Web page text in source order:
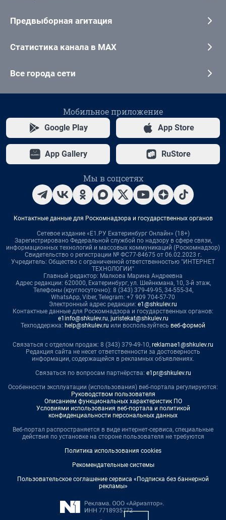
Предвыборная агитация
Статистика канала в MAX
Все города сети
Мобильное приложение
Google Play App Store
App Gallery RuStore
Мы в соцсетях
Контактные данные для Роскомнадзора и государственных органов
Сетевое издание «Е1.РУ Екатеринбург Онлайн» (18+)
Зарегистрировано Федеральной службой по надзору в сфере связи,
информационных технологий и массовых коммуникаций (Роскомнадзор)
Свидетельство о регистрации № ФС77-84675 от 06.02.2023 г.
Учредитель: Общество с ограниченной ответственностью "ИНТЕРНЕТ
ТЕХНОЛОГИИ"
Главный редактор: Малкова Марина Андреевна
Адрес редакции: 620000, Екатеринбург, ул. Шейнкмана, 10, 3-й этаж,
Телефоны (круглосуточно): 8 (343) 379-49-95, 34-555-34,
WhatsApp, Viber, Telegram: +7 909 704-57-70
Электронный адрес редакции: e1@shkulev.ru
Контактные данные для Роскомнадзора и государственных органов:
e1info@shkulev.ru, juristekat@shkulev.ru
Техподдержка: help@shkulev.ru или воспользуйтесь веб-формой
Связаться с отделом продаж: 8 (343) 379-49-10, reklamae1@shkulev.ru
Редакция сайта не несет ответственности за достоверность
информации, содержащейся в рекламных объявлениях.
Связаться по вопросам партнёрства: e1pr@shkulev.ru
Особенности эксплуатации (использования) веб-портала регулируются:
Руководством пользователя
Описанием функциональных характеристик ПО
Условиями использования веб-портала и политикой
конфиденциальности персональных данных
Веб-портал распространяется в виде интернет-сервиса, специальные
действия по установке на стороне пользователя не требуются
Политика использования cookies
Рекомендательные системы
Пользовательское соглашение сервиса «Подписка без баннерной
рекламы»